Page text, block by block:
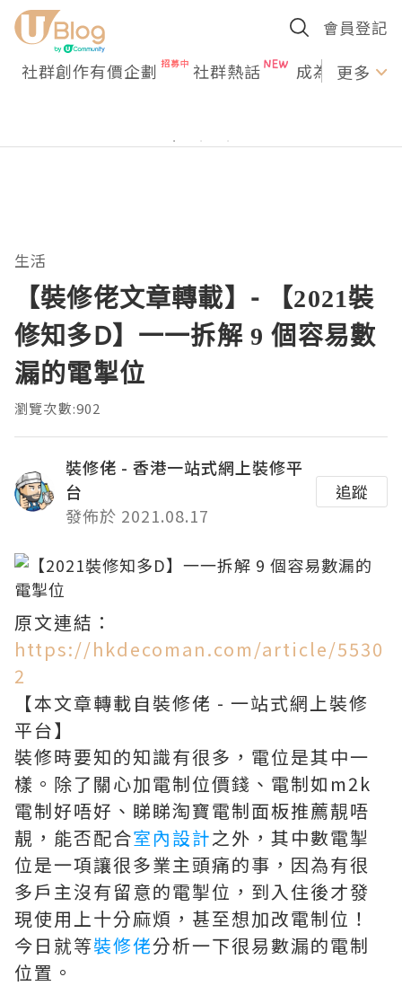
會員登記
社群創作有價企劃 社群熱話 成為U更多
生活
【裝修佬文章轉載】- 【2021裝
修知多D】一一拆解 9 個容易數
漏的電掣位
瀏覽次數:902
裝修佬 - 香港一站式網上裝修平
台
發佈於 2021.08.17
追蹤
原文連結：
https://hkdecoman.com/article/5530
2
【本文章轉載自裝修佬 - 一站式網上裝修
平台】
裝修時要知的知識有很多，電位是其中一
樣。除了關心加電制位價錢、電制如m2k
電制好唔好、睇睇淘寶電制面板推薦靚唔
靚，能否配合室內設計之外，其中數電掣
位是一項讓很多業主頭痛的事，因為有很
多戶主沒有留意的電掣位，到入住後才發
現使用上十分麻煩，甚至想加改電制位！
今日就等裝修佬分析一下很易數漏的電制
位置。